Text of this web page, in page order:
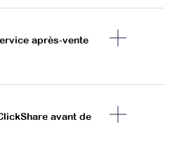
après-vente
avant de